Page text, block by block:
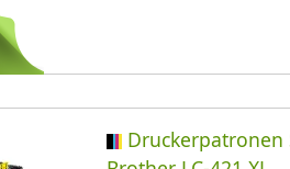
Druckerpatronen